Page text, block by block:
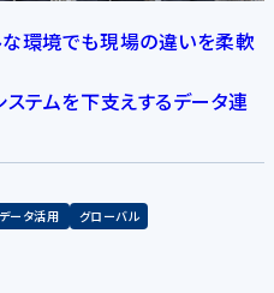
環境でも現場の違いを柔軟
ステムを下支えするデータ連
データ活用 グローバル